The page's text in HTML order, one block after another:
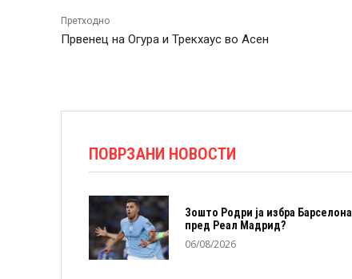
Претходно
Првенец на Огура и Трекхаус во Асен
ПОВРЗАНИ НОВОСТИ
Зошто Родри ја избра Барселона
пред Реал Мадрид?
06/08/2026